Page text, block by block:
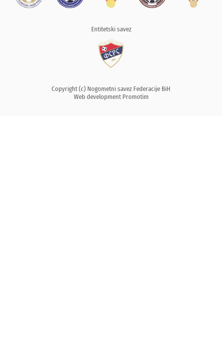
Entitetski savez
Copyright (c) Nogometni savez Federacije BiH
Web development Promotim